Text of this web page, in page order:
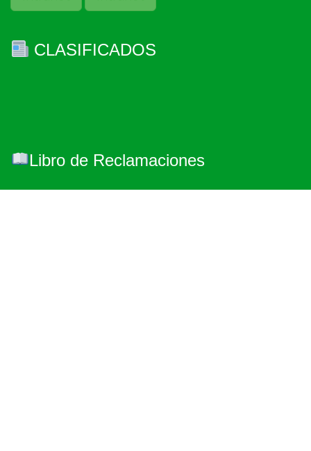
CLASIFICADOS
Libro de Reclamaciones